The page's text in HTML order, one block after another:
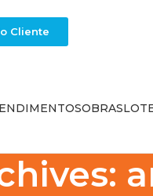
Cliente
OBRAS